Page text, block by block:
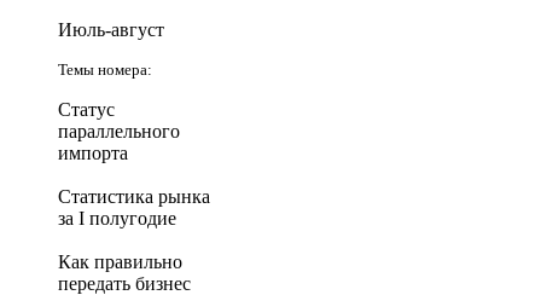
Июль-август
Темы номера:
Статус
параллельного
импорта
Статистика рынка
за I полугодие
Как правильно
передать бизнес